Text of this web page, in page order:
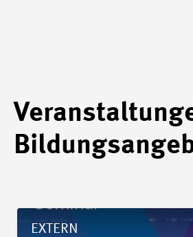
EXTERN
Details Seminar